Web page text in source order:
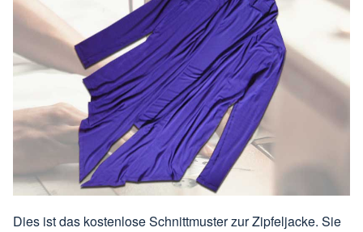
Dies ist das kostenlose Schnittmuster zur Zipfeljacke. Sie